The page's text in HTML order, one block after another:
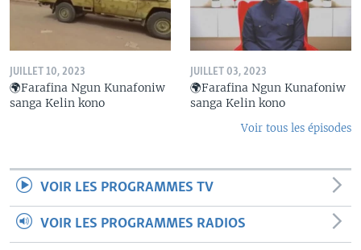
JUILLET 10, 2023
🌍Farafina Ngun Kunafoniw
sanga Kelin kono
JUILLET 03, 2023
🌍Farafina Ngun Kunafoniw
sanga Kelin kono
Voir tous les épisodes
VOIR LES PROGRAMMES TV
VOIR LES PROGRAMMES RADIOS